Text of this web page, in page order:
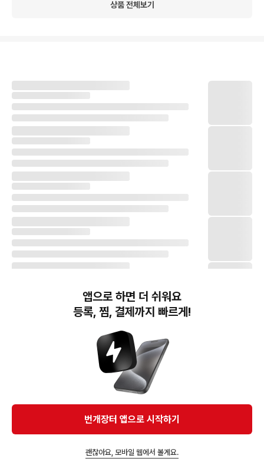
앱에서 구매하기
상품 전체보기
번개장터(주) 사업자정보, 이용약관 및 기타 법적고지
번개장터㈜는 통신판매중개자이며, 통신판매의 당사자가 아닙니다. 전자상거래 등에서의
소비자보호에 관한 법률 등 관련 법령 및 번개장터㈜의 약관에 따라 상품, 상품정보, 거래에 관한 책임은
개별 판매자에게 귀속하고, 번개장터㈜는 원칙적으로 회원간 거래에 대하여 책임을 지지 않습니다.
다만, 번개장터㈜가 직접 판매하는 상품에 대한 책임은 번개장터㈜에게 귀속합니다.
앱으로 하면 더 쉬워요
등록, 찜, 결제까지 빠르게!
번개장터 앱으로 시작하기
괜찮아요, 모바일 웹에서 볼게요.